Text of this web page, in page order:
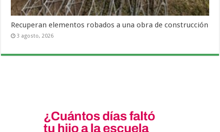
Recuperan elementos robados a una obra de construcción
3 agosto, 2026